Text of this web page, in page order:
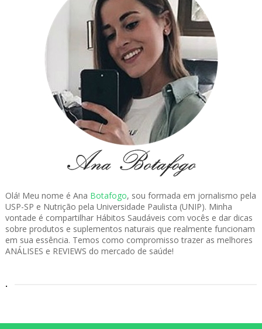
Olá! Meu nome é Ana Botafogo, sou formada em jornalismo pela
USP-SP e Nutrição pela Universidade Paulista (UNIP). Minha
vontade é compartilhar Hábitos Saudáveis com vocês e dar dicas
sobre produtos e suplementos naturais que realmente funcionam
em sua essência. Temos como compromisso trazer as melhores
ANÁLISES e REVIEWS do mercado de saúde!
.